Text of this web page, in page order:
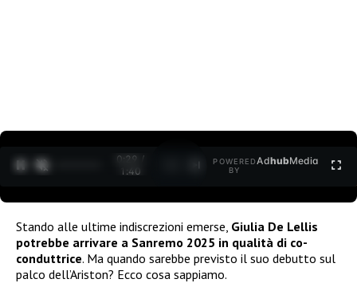
0:30 /
1:40
POWERED
BY
AdhubMedia
Stando alle ultime indiscrezioni emerse, Giulia De Lellis
potrebbe arrivare a Sanremo 2025 in qualità di co-
conduttrice. Ma quando sarebbe previsto il suo debutto sul
palco dell’Ariston? Ecco cosa sappiamo.